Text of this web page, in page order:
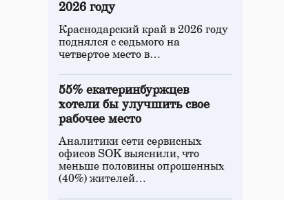
2026 году
Краснодарский край в 2026 году
поднялся с седьмого на
четвертое место в…
55% екатеринбуржцев
хотели бы улучшить свое
рабочее место
Аналитики сети сервисных
офисов SOK выяснили, что
меньше половины опрошенных
(40%) жителей…